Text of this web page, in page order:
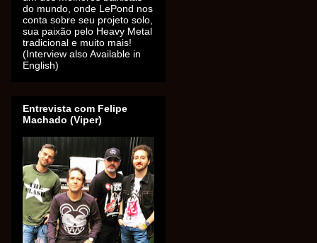
do mundo, onde LePond nos
conta sobre seu projeto solo,
sua paixão pelo Heavy Metal
tradicional e muito mais!
(Interview also Available in
English)
Entrevista com Felipe
Machado (Viper)